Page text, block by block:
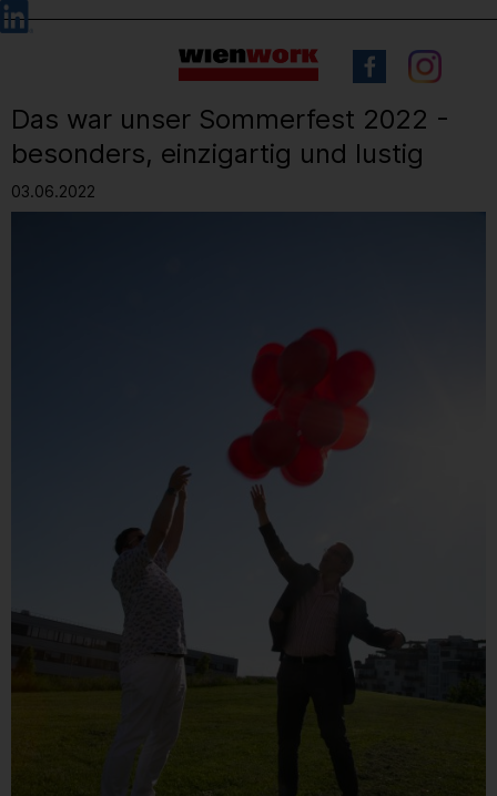
Barrierefreie
Bedienung
Sprachauswahl
Das war unser Sommerfest 2022 -
besonders, einzigartig und lustig
03.06.2022